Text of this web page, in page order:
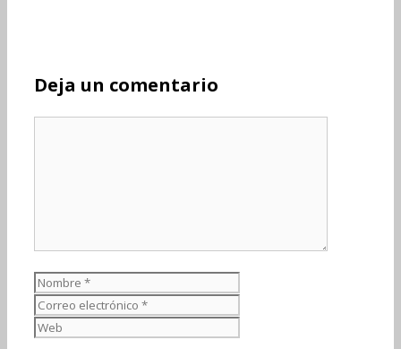
Deja un comentario
Nombre